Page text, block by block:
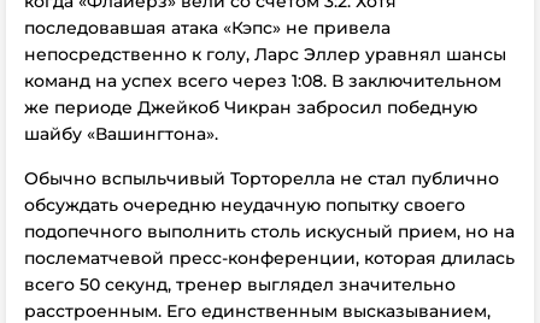
последовавшая атака «Кэпс» не привела
непосредственно к голу, Ларс Эллер уравнял шансы
команд на успех всего через 1:08. В заключительном
же периоде Джейкоб Чикран забросил победную
шайбу «Вашингтона».
Обычно вспыльчивый Торторелла не стал публично
обсуждать очередню неудачную попытку своего
подопечного выполнить столь искусный прием, но на
послематчевой пресс-конференции, которая длилась
всего 50 секунд, тренер выглядел значительно
расстроенным. Его единственным высказыванием,